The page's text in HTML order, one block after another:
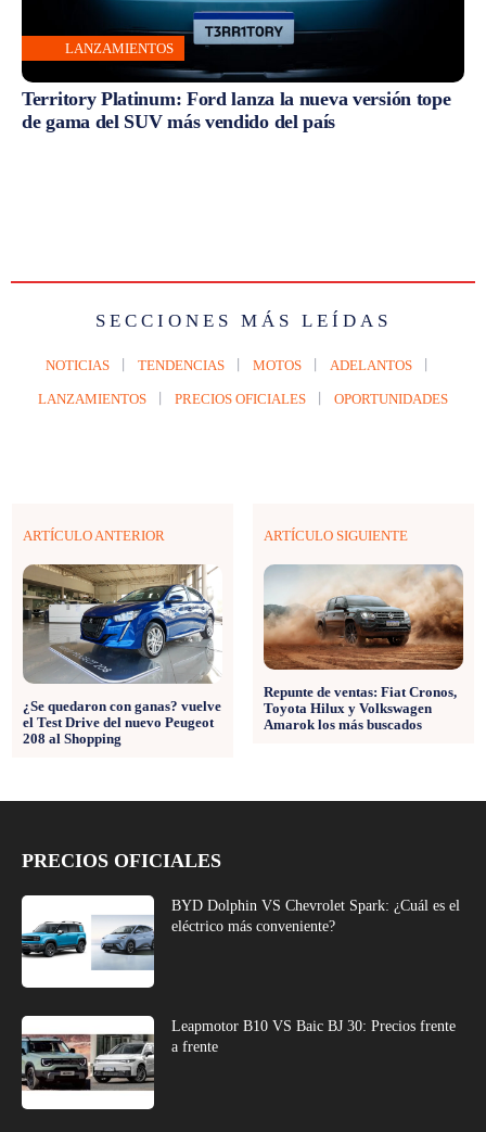
LANZAMIENTOS
Territory Platinum: Ford lanza la nueva versión tope
de gama del SUV más vendido del país
SECCIONES MÁS LEÍDAS
NOTICIAS TENDENCIAS MOTOS ADELANTOS
LANZAMIENTOS PRECIOS OFICIALES OPORTUNIDADES
ARTÍCULO ANTERIOR
¿Se quedaron con ganas? vuelve
el Test Drive del nuevo Peugeot
208 al Shopping
ARTÍCULO SIGUIENTE
Repunte de ventas: Fiat Cronos,
Toyota Hilux y Volkswagen
Amarok los más buscados
PRECIOS OFICIALES
BYD Dolphin VS Chevrolet Spark: ¿Cuál es el
eléctrico más conveniente?
Leapmotor B10 VS Baic BJ 30: Precios frente
a frente